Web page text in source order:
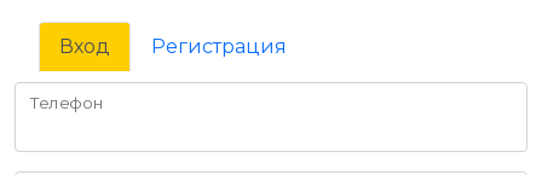
Вход Регистрация
Телефон